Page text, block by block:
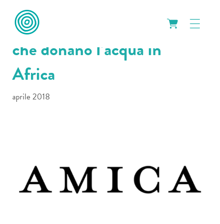
Le bottiglie eco-friendly
che donano l’acqua in
Africa
aprile 2018